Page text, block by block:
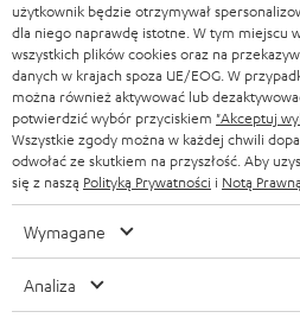
użytkownik będzie otrzymywał
dla niego naprawdę istotne. W tym miejscu
wszystkich plików cookies oraz na
danych w krajach spoza UE/EOG. W
można również aktywować lub
potwierdzić wybór przyciskiem "Akceptuj
Wszystkie zgody można w każdej chwili
odwołać ze skutkiem na przyszłość. Aby
się z naszą Polityką Prywatności i Notą Prawną
Wymagane
Analiza